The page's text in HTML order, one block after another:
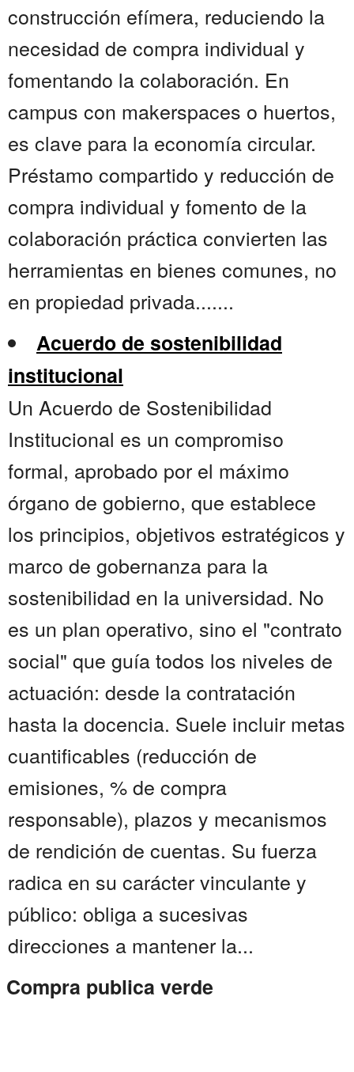
construcción efímera, reduciendo la
necesidad de compra individual y
fomentando la colaboración. En
campus con makerspaces o huertos,
es clave para la economía circular.
Préstamo compartido y reducción de
compra individual y fomento de la
colaboración práctica convierten las
herramientas en bienes comunes, no
en propiedad privada.......
Acuerdo de sostenibilidad
institucional
Un Acuerdo de Sostenibilidad
Institucional es un compromiso
formal, aprobado por el máximo
órgano de gobierno, que establece
los principios, objetivos estratégicos y
marco de gobernanza para la
sostenibilidad en la universidad. No
es un plan operativo, sino el "contrato
social" que guía todos los niveles de
actuación: desde la contratación
hasta la docencia. Suele incluir metas
cuantificables (reducción de
emisiones, % de compra
responsable), plazos y mecanismos
de rendición de cuentas. Su fuerza
radica en su carácter vinculante y
público: obliga a sucesivas
direcciones a mantener la...
Compra publica verde